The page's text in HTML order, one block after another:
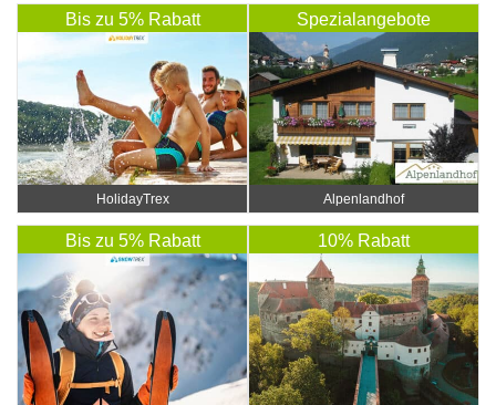
Bis zu 5% Rabatt
HolidayTrex
Spezialangebote
Alpenlandhof
Bis zu 5% Rabatt 10% Rabatt